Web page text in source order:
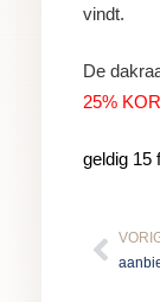
vindt.
De
25%
geldig 15